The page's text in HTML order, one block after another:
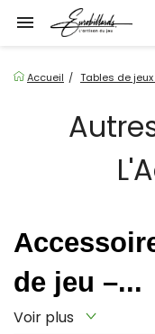

Accueil Tables de
de jeu –...
Voir plus